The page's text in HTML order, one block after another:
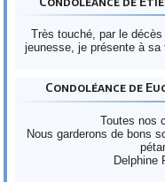
Très touché, par le
jeunesse, je présente à
Condoléance de
Toutes nos
Nous garderons de bons
Delphine